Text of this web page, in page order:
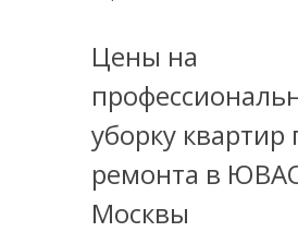
Цены на
уборку квартир
ремонта в
Москвы